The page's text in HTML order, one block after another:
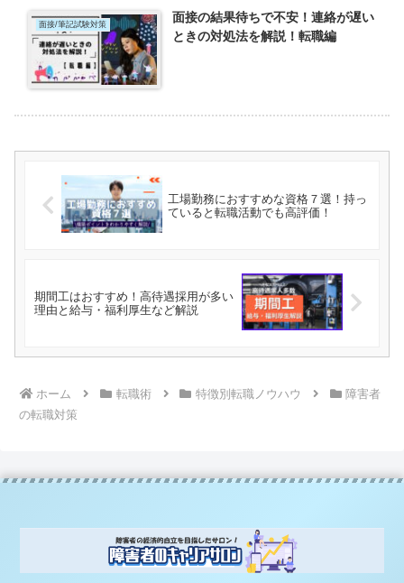
面接/筆記試験対策
面接の結果待ちで不安！連絡が遅い
ときの対処法を解説！転職編
工場勤務におすすめな資格７選！持っ
ていると転職活動でも高評価！
期間工はおすすめ！高待遇採用が多い
理由と給与・福利厚生など解説
ホーム 転職術 特徴別転職ノウハウ
障害者
の転職対策